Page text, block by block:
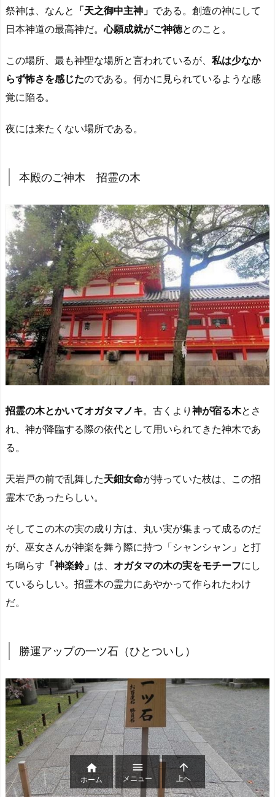
祭神は、なんと 「天之御中主神」 である。創造の神にして
日本神道の最高神だ。心願成就がご神徳とのこと。
この場所、最も神聖な場所と言われているが、 私は少なか
らず怖さを感じたのである。何かに見られているような感
覚に陥る。
夜には来たくない場所である。
本殿のご神木 招霊の木
招霊の木とかいてオガタマノキ。古くより 神が宿る木とさ
れ、神が降臨する際の依代として用いられてきた神木であ
る。
天岩戸の前で乱舞した天鈿女命が持っていた枝は、この招
霊木であったらしい。
そしてこの木の実の成り方は、丸い実が集まって成るのだ
が、巫女さんが神楽を舞う際に持つ「シャンシャン」と打
ち鳴らす 「神楽鈴」 は、 オガタマの木の実をモチーフにし
ているらしい。招霊木の霊力にあやかって作られたわけ
だ。
勝運アップの一ツ石（ひとついし）

ホーム

メニュー

上へ